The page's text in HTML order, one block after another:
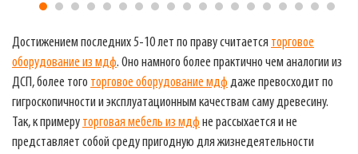
Достижением последних 5-10 лет по праву считается торговое
оборудование из мдф. Оно намного более практично чем аналогии из
ДСП, более того торговое оборудование мдф даже превосходит по
гигроскопичности и эксплуатационным качествам саму древесину.
Так, к примеру торговая мебель из мдф не рассыхается и не
представляет собой среду пригодную для жизнедеятельности